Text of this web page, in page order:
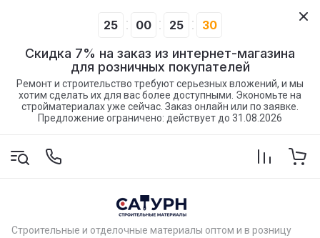
25 00 25 30
Скидка 7% на заказ из интернет-магазина
для розничных покупателей
Ремонт и строительство требуют серьезных вложений, и мы
хотим сделать их для вас более доступными. Экономьте на
стройматериалах уже сейчас. Заказ онлайн или по заявке.
Предложение ограничено: действует до 31.08.2026
Строительные и отделочные материалы оптом и в розницу